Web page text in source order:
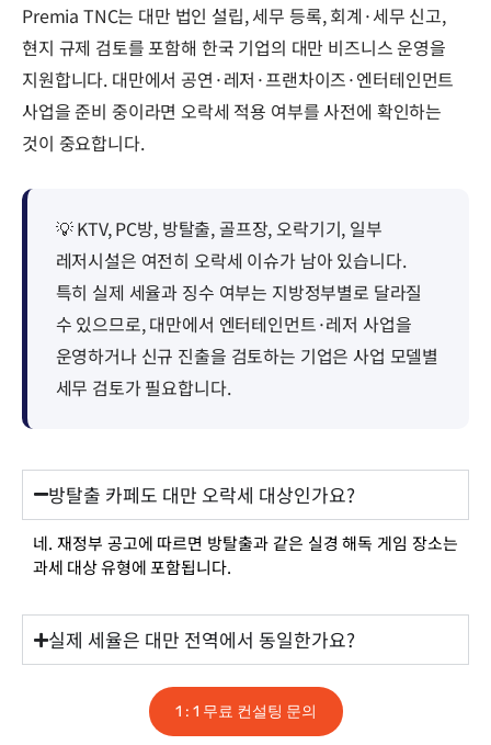
Premia TNC는 대만 법인 설립, 세무 등록, 회계·세무 신고,
현지 규제 검토를 포함해 한국 기업의 대만 비즈니스 운영을
지원합니다. 대만에서 공연·레저·프랜차이즈·엔터테인먼트
사업을 준비 중이라면 오락세 적용 여부를 사전에 확인하는
것이 중요합니다.
💡 KTV, PC방, 방탈출, 골프장, 오락기기, 일부
레저시설은 여전히 오락세 이슈가 남아 있습니다.
특히 실제 세율과 징수 여부는 지방정부별로 달라질
수 있으므로, 대만에서 엔터테인먼트·레저 사업을
운영하거나 신규 진출을 검토하는 기업은 사업 모델별
세무 검토가 필요합니다.
방탈출 카페도 대만 오락세 대상인가요?
네. 재정부 공고에 따르면 방탈출과 같은 실경 해독 게임 장소는
과세 대상 유형에 포함됩니다.
실제 세율은 대만 전역에서 동일한가요?
1 : 1 무료 컨설팅 문의